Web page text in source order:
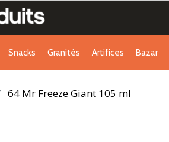
Snacks Granités Artifices Bazar
64 Mr Freeze Giant 105 ml